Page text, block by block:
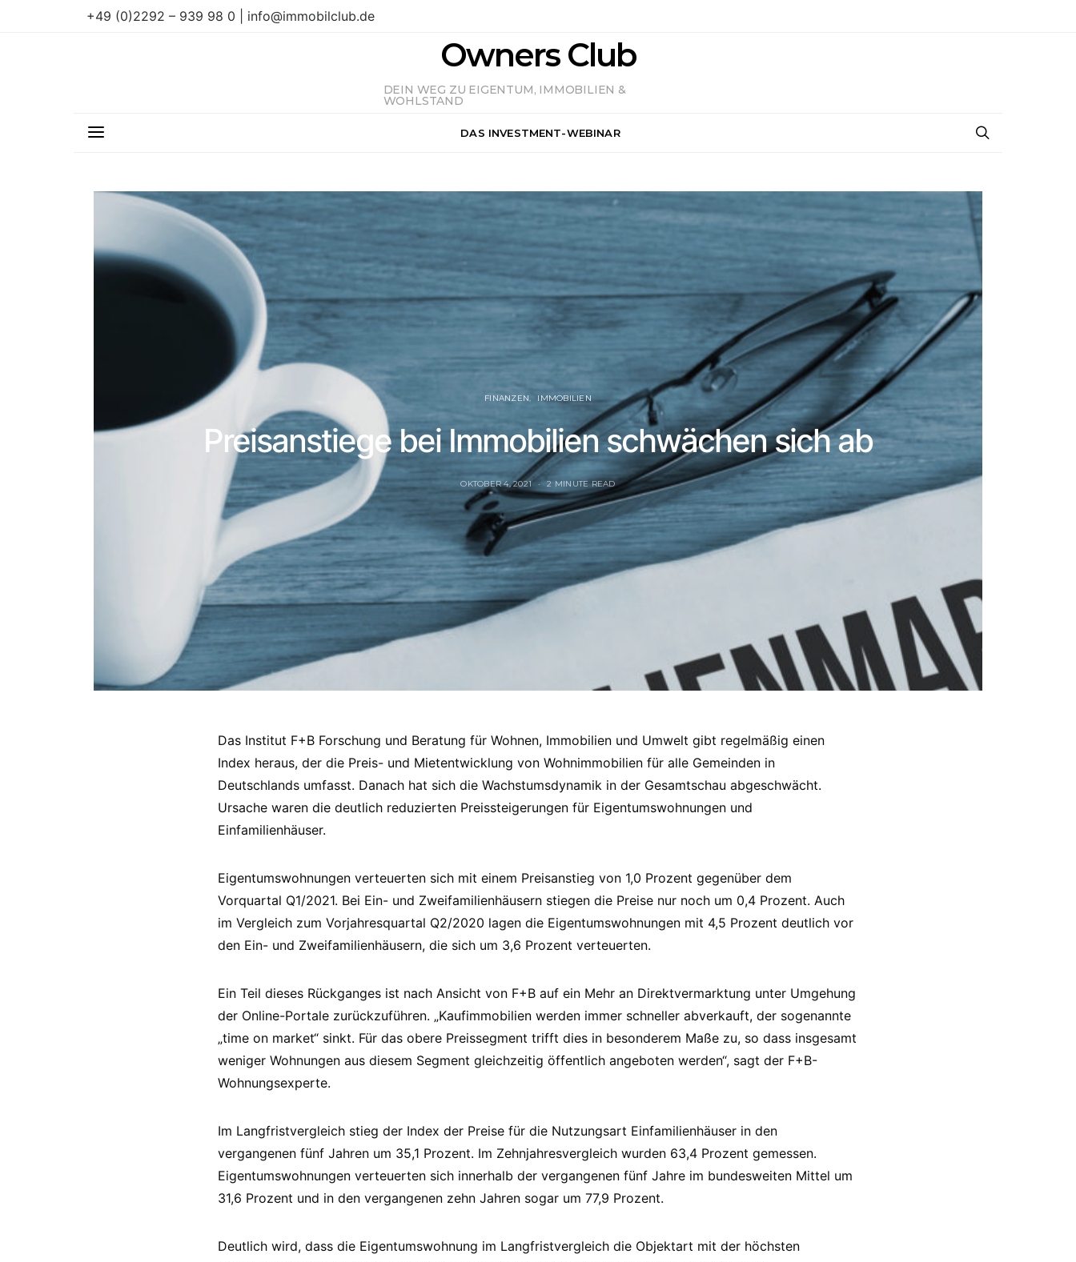
+49 (0)2292 – 939 98 0 | info@immobilclub.de
Owners Club
DEIN WEG ZU EIGENTUM, IMMOBILIEN &
WOHLSTAND
DAS INVESTMENT-WEBINAR
FINANZEN IMMOBILIEN
Preisanstiege bei Immobilien schwächen sich ab
OKTOBER 4, 2021 2 MINUTE READ
Das Institut F+B Forschung und Beratung für Wohnen, Immobilien und Umwelt gibt regelmäßig einen
Index heraus, der die Preis- und Mietentwicklung von Wohnimmobilien für alle Gemeinden in
Deutschlands umfasst. Danach hat sich die Wachstumsdynamik in der Gesamtschau abgeschwächt.
Ursache waren die deutlich reduzierten Preissteigerungen für Eigentumswohnungen und
Einfamilienhäuser.
Eigentumswohnungen verteuerten sich mit einem Preisanstieg von 1,0 Prozent gegenüber dem
Vorquartal Q1/2021. Bei Ein- und Zweifamilienhäusern stiegen die Preise nur noch um 0,4 Prozent. Auch
im Vergleich zum Vorjahresquartal Q2/2020 lagen die Eigentumswohnungen mit 4,5 Prozent deutlich vor
den Ein- und Zweifamilienhäusern, die sich um 3,6 Prozent verteuerten.
Ein Teil dieses Rückganges ist nach Ansicht von F+B auf ein Mehr an Direktvermarktung unter Umgehung
der Online-Portale zurückzuführen. „Kaufimmobilien werden immer schneller abverkauft, der sogenannte
„time on market“ sinkt. Für das obere Preissegment trifft dies in besonderem Maße zu, so dass insgesamt
weniger Wohnungen aus diesem Segment gleichzeitig öffentlich angeboten werden“, sagt der F+B-
Wohnungsexperte.
Im Langfristvergleich stieg der Index der Preise für die Nutzungsart Einfamilienhäuser in den
vergangenen fünf Jahren um 35,1 Prozent. Im Zehnjahresvergleich wurden 63,4 Prozent gemessen.
Eigentumswohnungen verteuerten sich innerhalb der vergangenen fünf Jahre im bundesweiten Mittel um
31,6 Prozent und in den vergangenen zehn Jahren sogar um 77,9 Prozent.
Deutlich wird, dass die Eigentumswohnung im Langfristvergleich die Objektart mit der höchsten